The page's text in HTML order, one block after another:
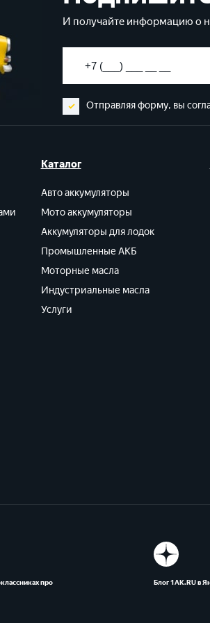
И получайте информацию о
Отправляя форму, вы
Каталог
Авто аккумуляторы
Мото аккумуляторы
Аккумуляторы для лодок
Промышленные АКБ
Моторные масла
Индустриальные масла
Услуги
про
Блог 1АК.RU в